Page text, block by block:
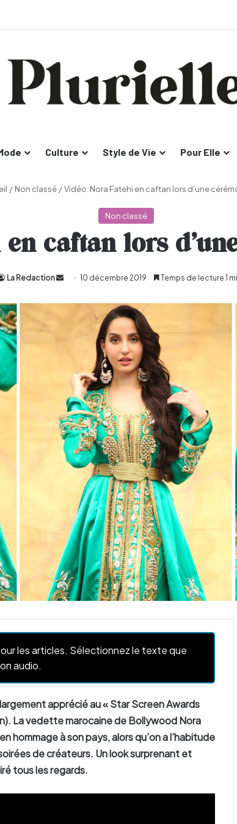
Culture Style de Vie Pour Elle
/ Non classé /Vidéo. Nora Fatehi en caftan lors d’une
Non classé
caftan lors
La Redaction
Envoyer10 décembre 2019 Temps de lecture 1
les articles. Sélectionnez le texte que
audio.
apprécié au « Star Screen Awards
La vedette marocaine de Bollywood Nora
hommage à son pays, alors qu’on a l’habitude
de créateurs. Un look surprenant et
tous les regards.